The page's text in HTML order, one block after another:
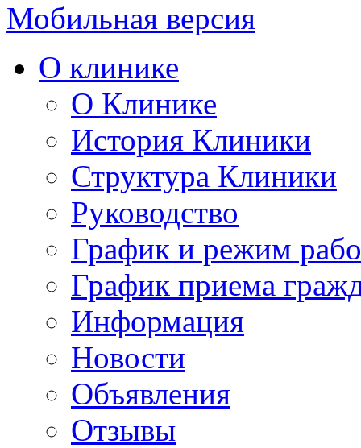
Мобильная версия
О клинике
О Клинике
История Клиники
Структура Клиники
Руководство
График и режим
График приема
Информация
Новости
Объявления
Отзывы